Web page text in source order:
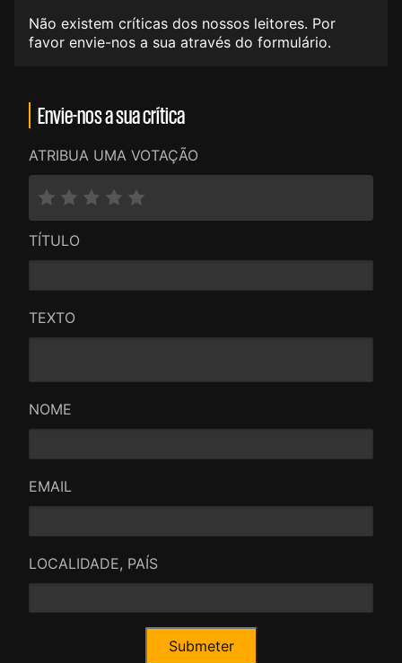
Não existem críticas dos nossos leitores. Por
favor envie-nos a sua através do formulário.
Envie-nos a sua crítica
ATRIBUA UMA VOTAÇÃO
TÍTULO
TEXTO
NOME
EMAIL
LOCALIDADE, PAÍS